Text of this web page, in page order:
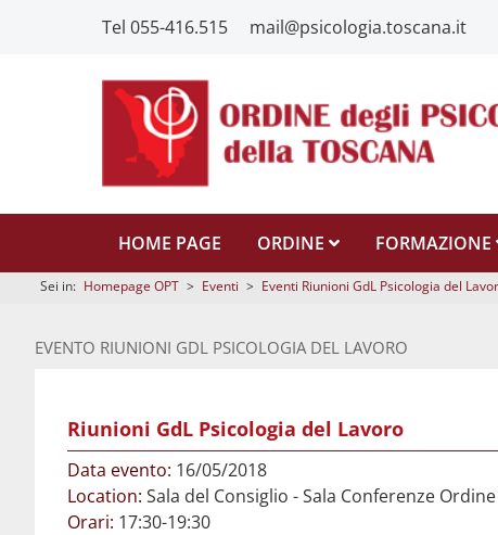
Tel 055-416.515 mail@psicologia.toscana.it
HOME PAGE ORDINE FORMAZIONE
Sei in: Homepage OPT > Eventi > Eventi Riunioni GdL Psicologia del
EVENTO RIUNIONI GDL PSICOLOGIA DEL LAVORO
Riunioni GdL Psicologia del Lavoro
Data evento: 16/05/2018
Location: Sala del Consiglio - Sala Conferenze
Orari: 17:30-19:30